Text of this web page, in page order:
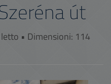
út
• Dimensioni: 114